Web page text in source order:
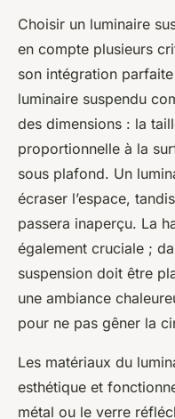
Choisir un luminaire
en compte plusieurs
son intégration
luminaire suspendu
des dimensions : la
proportionnelle à la
sous plafond. Un
écraser l’espace,
passera inaperçu. La
également cruciale ;
suspension doit être
une ambiance
pour ne pas gêner la
Les matériaux du
esthétique et
métal ou le verre